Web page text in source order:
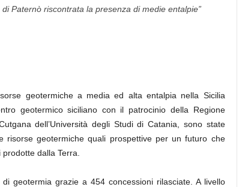
Paternò riscontrata la presenza di medie entalpie”
geotermiche a media ed alta entalpia nella Sicilia
geotermico siciliano con il patrocinio della Regione
dell’Università degli Studi di Catania, sono state
risorse geotermiche quali prospettive per un futuro che
dalla Terra.
geotermia grazie a 454 concessioni rilasciate. A livello